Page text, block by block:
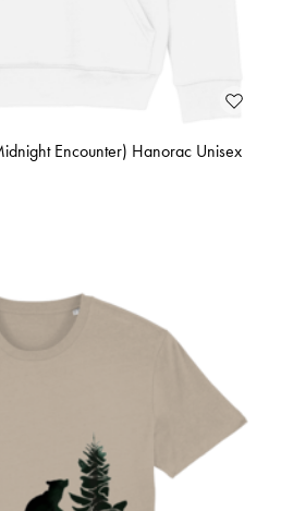
Encounter) Hanorac Unisex